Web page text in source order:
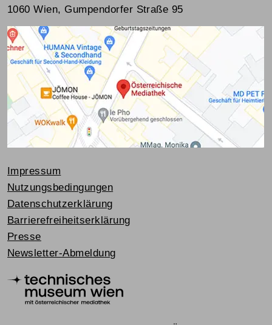
1060 Wien, Gumpendorfer Straße 95
Impressum
Nutzungsbedingungen
Datenschutzerklärung
Barrierefreiheitserklärung
Presse
Newsletter-Abmeldung